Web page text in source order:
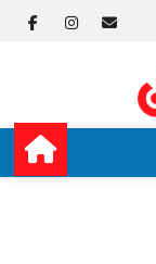
FacebookE-